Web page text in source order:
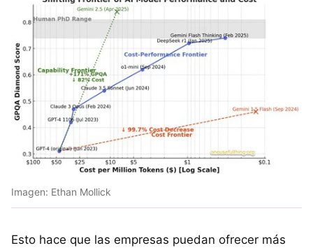
Imagen: Ethan Mollick
Esto hace que las empresas puedan ofrecer más